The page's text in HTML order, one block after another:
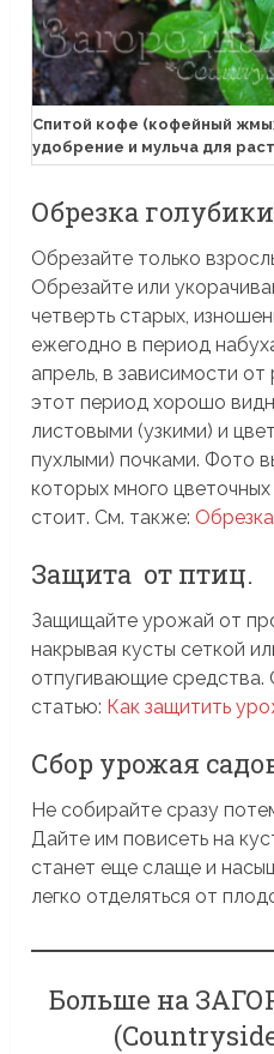
Спитой кофе (кофейный
удобрение и мульча для
Обрезка
Обрезайте только
Обрезайте или
четверть старых,
ежегодно в период
апрель, в зависимости
этот период хорошо
листовыми (узкими) и
пухлыми) почками. Фото
которых много цветочных
стоит. См. также:
Защита от птиц.
Защищайте урожай от
накрывая кусты сеткой
отпугивающие средства.
статью: Как защитить
Сбор урожая
Не собирайте сразу
Дайте им повисеть на
станет еще слаще и
легко отделяться от
Больше на